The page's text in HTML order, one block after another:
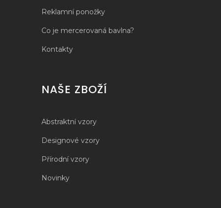
Reklamní ponožky
Co je mercerovaná bavlna?
Kontakty
NAŠE ZBOŽÍ
Abstraktní vzory
Designové vzory
Přírodní vzory
Novinky